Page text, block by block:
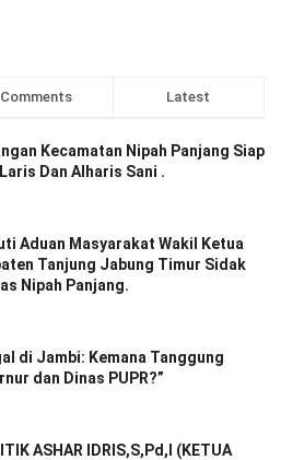
Comments Latest
Kecamatan Nipah Panjang Siap
Dan Alharis Sani .
Aduan Masyarakat Wakil Ketua
Tanjung Jabung Timur Sidak
Nipah Panjang.
di Jambi: Kemana Tanggung
dan Dinas PUPR?”
ASHAR IDRIS,S,Pd,I (KETUA